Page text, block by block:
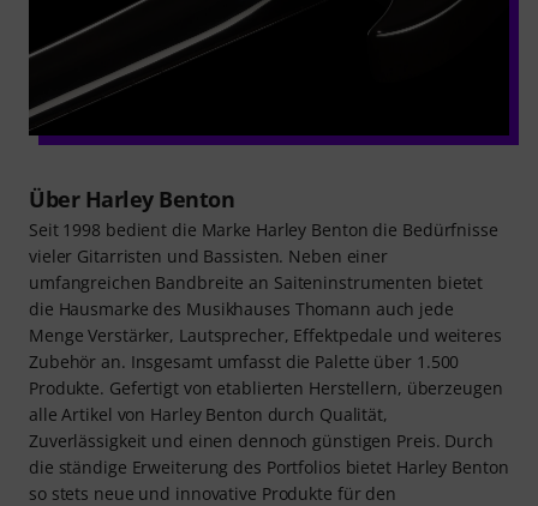
Über Harley Benton
Seit 1998 bedient die Marke Harley Benton die Bedürfnisse
vieler Gitarristen und Bassisten. Neben einer
umfangreichen Bandbreite an Saiteninstrumenten bietet
die Hausmarke des Musikhauses Thomann auch jede
Menge Verstärker, Lautsprecher, Effektpedale und weiteres
Zubehör an. Insgesamt umfasst die Palette über 1.500
Produkte. Gefertigt von etablierten Herstellern, überzeugen
alle Artikel von Harley Benton durch Qualität,
Zuverlässigkeit und einen dennoch günstigen Preis. Durch
die ständige Erweiterung des Portfolios bietet Harley Benton
so stets neue und innovative Produkte für den